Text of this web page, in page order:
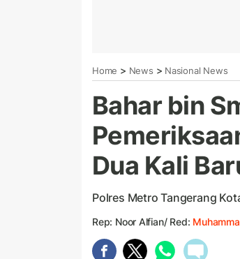
Home > News > Nasional News
Bahar bin
Dua Kali
Polres Metro Tangerang
Rep: Noor Alfian/ Red: